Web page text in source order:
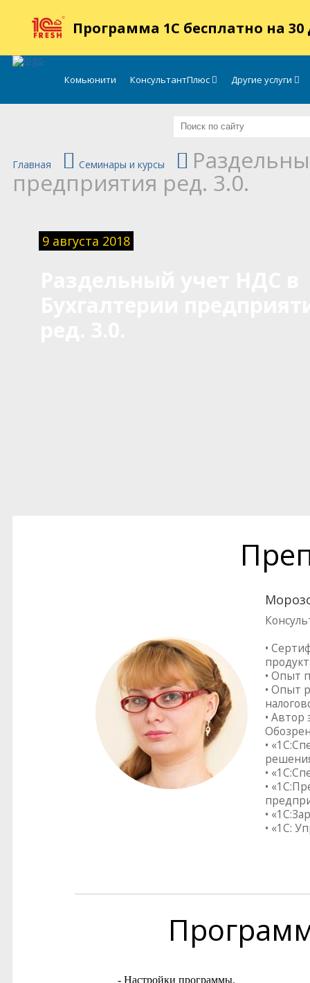
Программа 1С бесплатно на 30
Комьюнити КонсультантПлюс Другие услуги
Главная Семинары и курсы
предприятия ред. 3.0.
9 августа 2018
•
• Опыт
• Опыт
• Автор
•
•
•
•
• «1С: